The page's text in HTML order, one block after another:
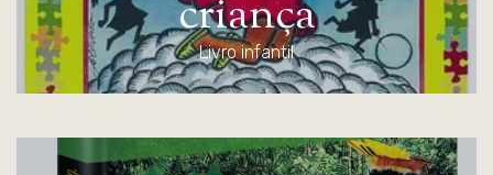
criança
Livro infantil